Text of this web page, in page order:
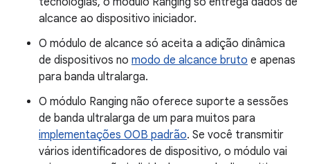
alcance ao dispositivo iniciador.
O módulo de alcance só aceita a adição dinâmica
de dispositivos no modo de alcance bruto e apenas
para banda ultralarga.
O módulo Ranging não oferece suporte a sessões
de banda ultralarga de um para muitos para
implementações OOB padrão. Se você transmitir
vários identificadores de dispositivo, o módulo vai